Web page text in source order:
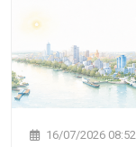
16/07/2026 08:52